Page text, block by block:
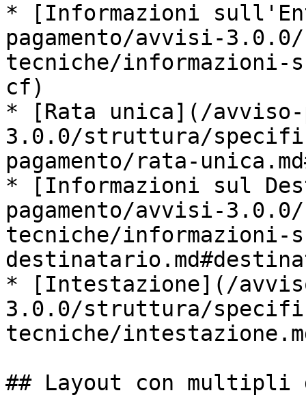
* [Informazioni
pagamento/avvisi-
tecniche/informazioni-
cf)
* [Rata unica](/avviso-
3.0.0/struttura/
pagamento/rata-
* [Informazioni sul
pagamento/avvisi-
tecniche/informazioni-
* [Intestazione](/
3.0.0/struttura/
tecniche/
## Layout con multipli